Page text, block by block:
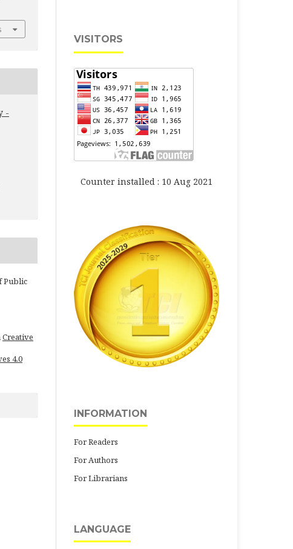
-
Public
Creative
4.0
VISITORS
Counter installed : 10 Aug 2021
INFORMATION
For Readers
For Authors
For Librarians
LANGUAGE